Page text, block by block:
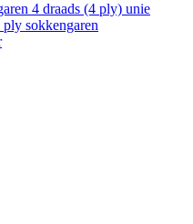
4 draads (4 ply) unie
sokkengaren